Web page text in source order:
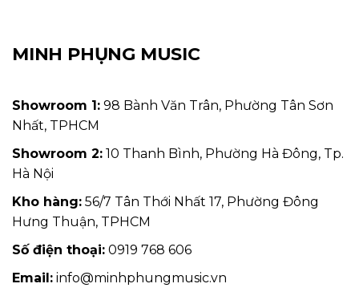
MINH PHỤNG MUSIC
Showroom 1: 98 Bành Văn Trân, Phường Tân Sơn
Nhất, TPHCM
Showroom 2: 10 Thanh Bình, Phường Hà Đông, Tp.
Hà Nội
Kho hàng: 56/7 Tân Thới Nhất 17, Phường Đông
Hưng Thuận, TPHCM
Số điện thoại: 0919 768 606
Email: info@minhphungmusic.vn